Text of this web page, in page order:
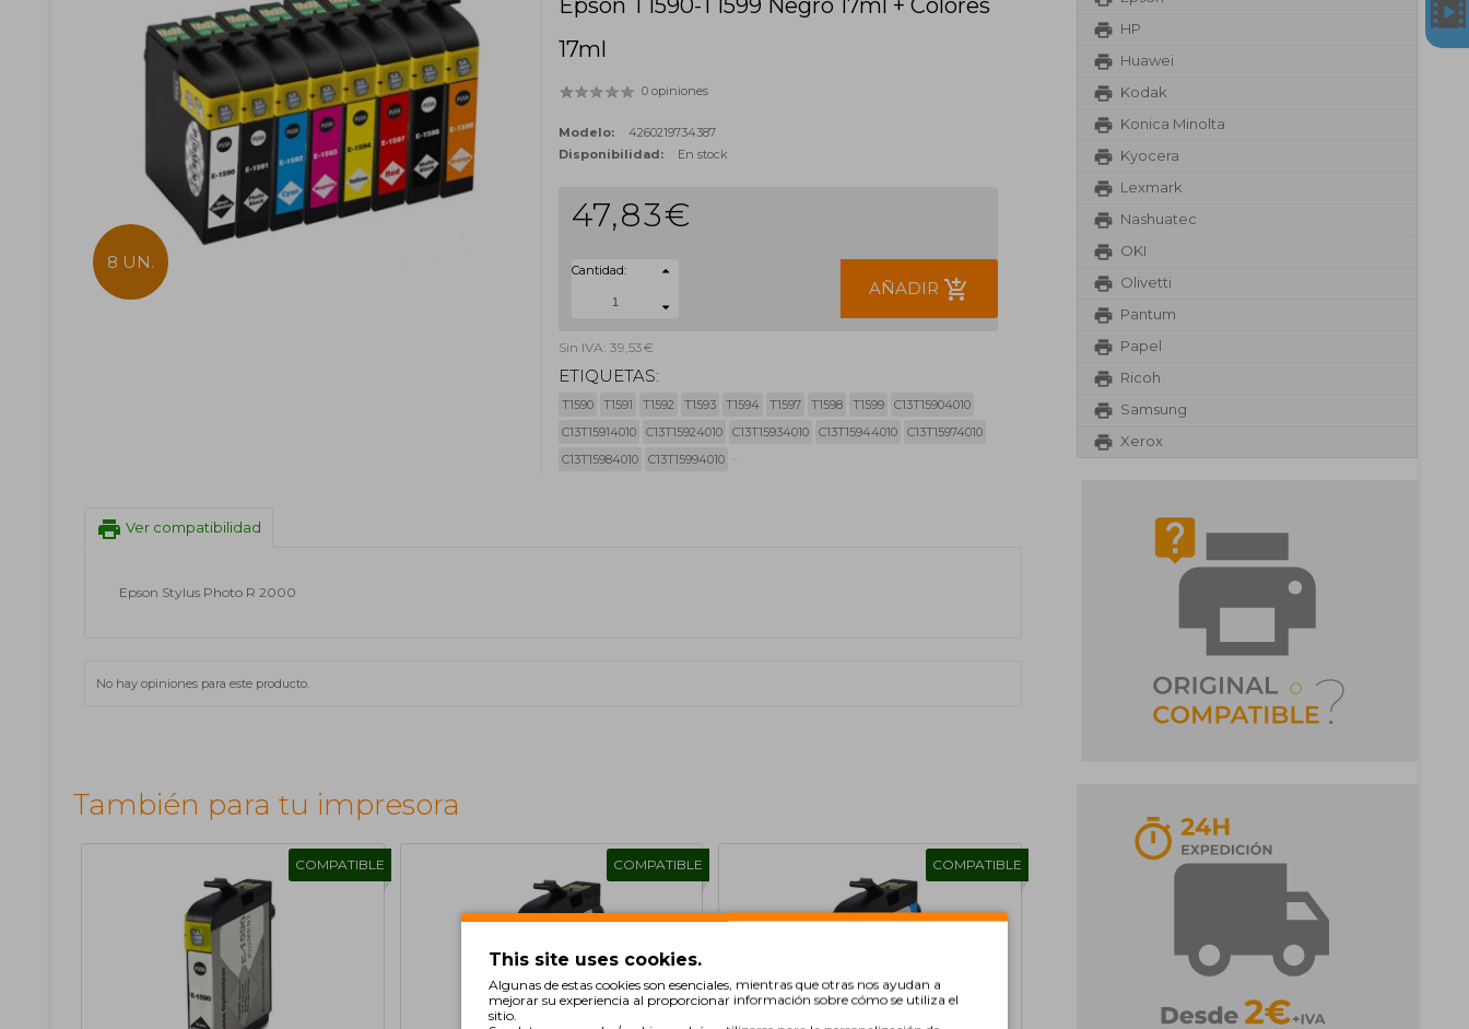
8 UN.
Epson T1590-T1599 Negro 17ml + Colores
17ml
0 opiniones
Modelo:
4260219734387
Disponibilidad:
En stock
47,83€
Cantidad:
AÑADIR add_shopping_cart
Sin IVA: 39,53€
ETIQUETAS:
T1590 T1591 T1592 T1593 T1594 T1597 T1598 T1599
C13T15904010
C13T15914010
C13T15924010 C13T15934010 C13T15944010
C13T15974010
C13T15984010
C13T15994010
print Ver compatibilidad
Epson Stylus Photo R 2000
No hay opiniones para este producto.
También para tu impresora
COMPATIBLE COMPATIBLE COMPATIBLE
HP
Huawei
Kodak
Konica Minolta
Kyocera
Lexmark
Nashuatec
OKI
Olivetti
Pantum
Papel
Ricoh
Samsung
Xerox
This site uses cookies.
Algunas de estas cookies son esenciales, mientras que otras nos ayudan a
mejorar su experiencia al proporcionar información sobre cómo se utiliza el
sitio.